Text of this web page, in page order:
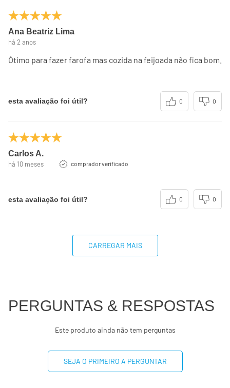
Ana Beatriz Lima
há 2 anos
Ótimo para fazer farofa mas cozida na feijoada não fica bom.
esta avaliação foi útil? 0 0
Carlos A.
há 10 meses comprador verificado
esta avaliação foi útil? 0 0
CARREGAR MAIS
PERGUNTAS & RESPOSTAS
Este produto ainda não tem perguntas
SEJA O PRIMEIRO A PERGUNTAR